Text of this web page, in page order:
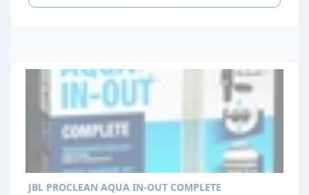
JBL PROCLEAN AQUA IN-OUT COMPLETE